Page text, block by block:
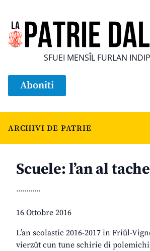
SFUEI MENSÎL FURLAN
Aboniti
ARCHIVI DE PATRIE
Scuele: l’an al
............
16 Ottobre 2016
L’an scolastic 2016-2017 in Friûl-
vierzût cun tune schirie di